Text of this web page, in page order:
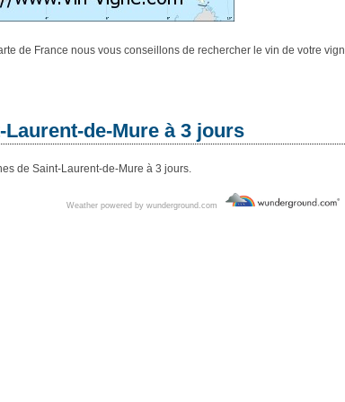
de France nous vous conseillons de rechercher le vin de votre
de-Mure à 3 jours
de Saint-Laurent-de-Mure à 3 jours.
Weather powered by wunderground.com